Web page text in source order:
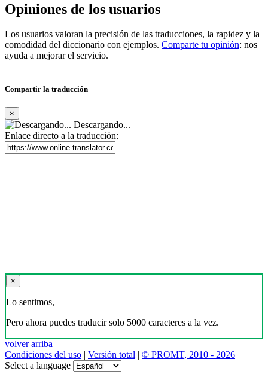
Opiniones de los usuarios
Los usuarios valoran la precisión de las traducciones, la rapidez y la
comodidad del diccionario con ejemplos. Comparte tu opinión: nos
ayuda a mejorar el servicio.
Compartir la traducción
×
Descargando...
Enlace directo a la traducción:
×
Lo sentimos,
Pero ahora puedes traducir solo 5000 caracteres a la vez.
volver arriba
Condiciones del uso | Versión total | © PROMT, 2010 - 2026
Select a language